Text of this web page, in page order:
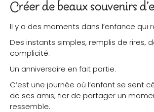
Créer de beaux souvenirs
Il y a des moments dans l’enfance qui
Des instants simples, remplis de rires,
complicité.
Un anniversaire en fait partie.
C’est une journée où l’enfant se sent
de ses amis, fier de partager un
ressemble.